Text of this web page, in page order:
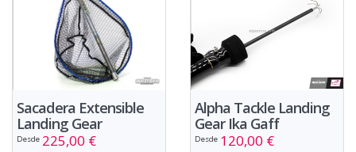
Sacadera Extensible
Landing Gear
Desde 225,00 €
Alpha Tackle Landing
Gear Ika Gaff
Desde 120,00 €